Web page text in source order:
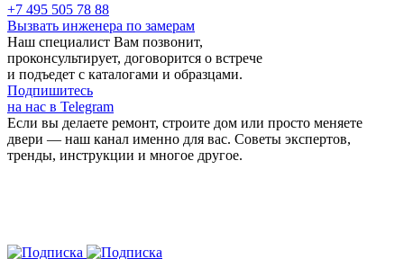
+7 495 505 78 88
Вызвать инженера по замерам
Наш специалист Вам позвонит,
проконсультирует, договорится о встрече
и подъедет с каталогами и образцами.
Подпишитесь
на нас в Telegram
Если вы делаете ремонт, строите дом или просто меняете
двери — наш канал именно для вас. Советы экспертов,
тренды, инструкции и многое другое.